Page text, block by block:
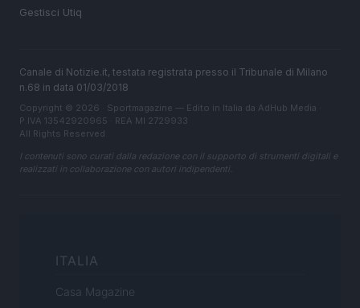
Gestisci Utiq
Canale di Notizie.it, testata registrata presso il Tribunale di Milano
n.68 in data 01/03/2018
Copyright © 2026 · Sportmagazine — Edito in Italia da AdHub Media
P.IVA 13542920965 · REA MI 2729933
All Rights Reserved
I contenuti sono curati dalla redazione con il supporto di strumenti digitali e
realizzati in collaborazione con autori indipendenti.
ITALIA
Casa Magazine